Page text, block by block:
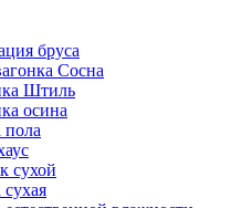
бруса
Сосна
Штиль
осина
пола
сухой
сухая